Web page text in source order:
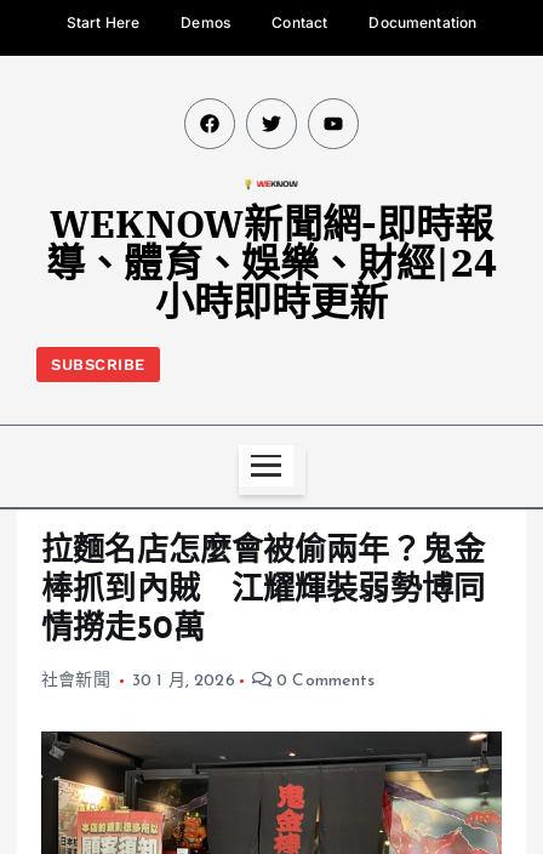
Start Here Demos Contact Documentation
WEKNOW新聞網-即時報
導、體育、娛樂、財經|24
小時即時更新
SUBSCRIBE
拉麵名店怎麼會被偷兩年？鬼金
棒抓到內賊 江耀輝裝弱勢博同
情撈走50萬
社會新聞 30 1 月, 2026 0 Comments